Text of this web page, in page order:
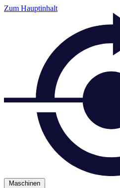
Zum Hauptinhalt
Maschinen